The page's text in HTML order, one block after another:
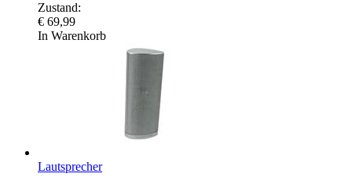
Zustand:
€ 69,99
In Warenkorb
Lautsprecher